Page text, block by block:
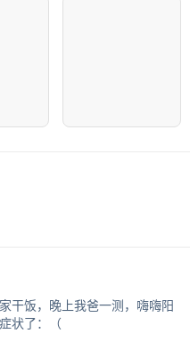
干饭，晚上我爸一测，嗨嗨阳
状了：（